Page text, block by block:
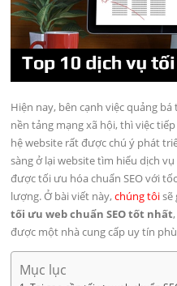
Hiện nay, bên cạnh việc quảng
nền tảng mạng xã hội, thì việc
hệ website rất được chú ý phát
sàng ở lại website tìm hiểu dịch
được tối ưu hóa chuẩn SEO với
lượng. Ở bài viết này,chúng tôisẽ
tối ưu web chuẩn SEO tốt nhất
được một nhà cung cấp uy tín
Mục lục